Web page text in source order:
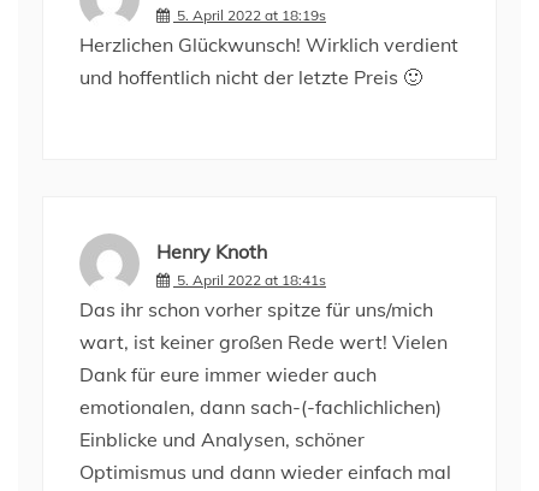
5. April 2022 at 18:19s
Herzlichen Glückwunsch! Wirklich verdient
und hoffentlich nicht der letzte Preis 🙂
Henry Knoth
5. April 2022 at 18:41s
Das ihr schon vorher spitze für uns/mich
wart, ist keiner großen Rede wert! Vielen
Dank für eure immer wieder auch
emotionalen, dann sach-(-fachlichlichen)
Einblicke und Analysen, schöner
Optimismus und dann wieder einfach mal